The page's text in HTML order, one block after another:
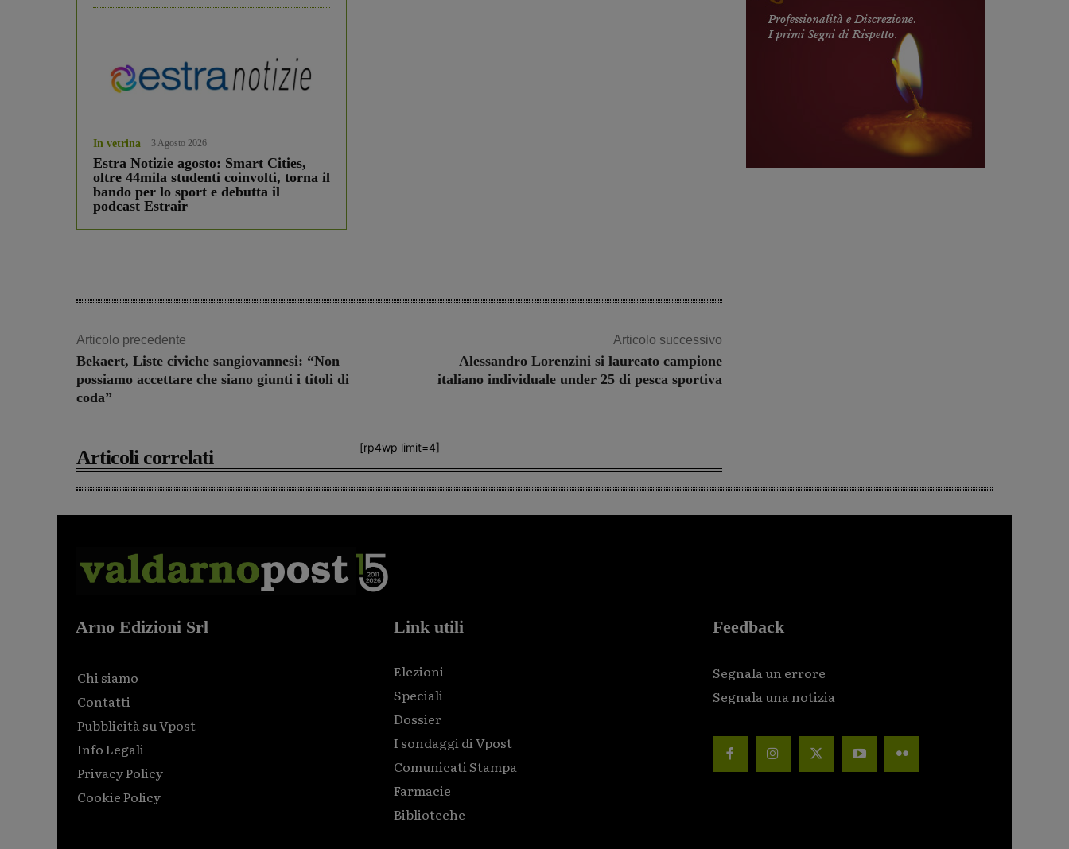
In vetrina 3 Agosto 2026
Estra Notizie agosto: Smart Cities,
oltre 44mila studenti coinvolti, torna il
bando per lo sport e debutta il
podcast Estrair
Articolo precedente
Bekaert, Liste civiche sangiovannesi: “Non
possiamo accettare che siano giunti i titoli di
coda”
Articolo successivo
Alessandro Lorenzini si laureato campione
italiano individuale under 25 di pesca sportiva
[rp4wp limit=4]
Articoli correlati
Arno Edizioni Srl
Chi siamo
Contatti
Pubblicità su Vpost
Info Legali
Privacy Policy
Cookie Policy
Link utili
Elezioni
Speciali
Dossier
I sondaggi di Vpost
Comunicati Stampa
Farmacie
Biblioteche
Feedback
Segnala un errore
Segnala una notizia